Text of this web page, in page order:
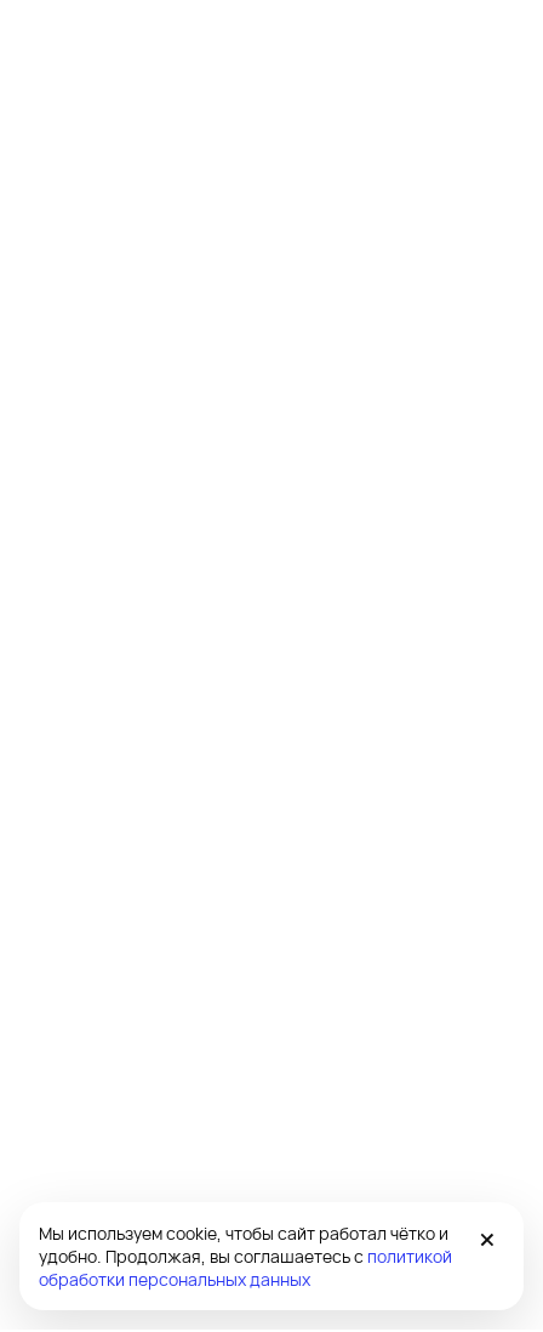
Мы используем cookie, чтобы сайт работал чётко и
удобно. Продолжая, вы соглашаетесь с политикой
обработки персональных данных
×